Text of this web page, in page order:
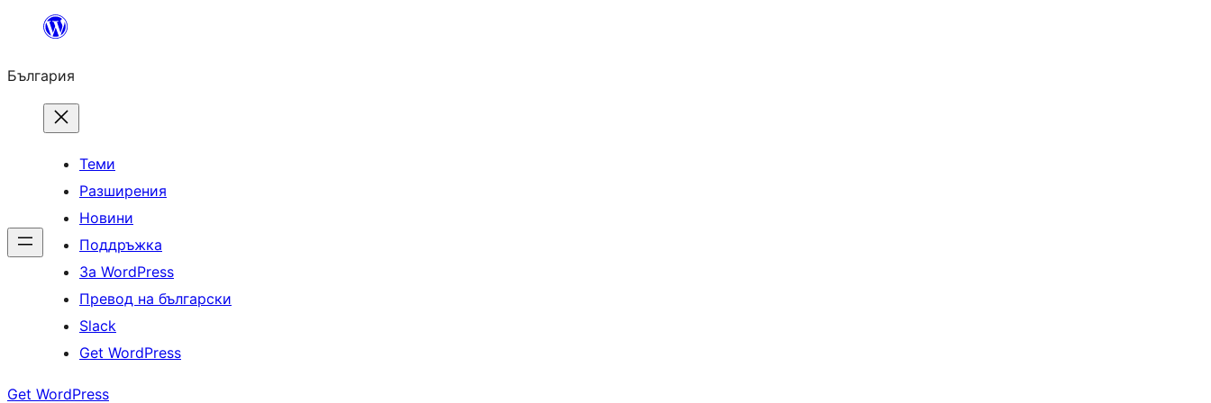
България
Теми
Разширения
Новини
Поддръжка
За WordPress
Превод на български
Slack
Get WordPress
Get WordPress